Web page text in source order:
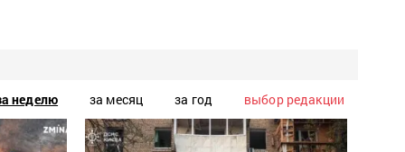
неделю за месяц за год выбор редакции